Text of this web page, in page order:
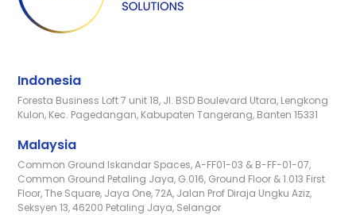
Indonesia
Foresta Business Loft 7 unit 18, Jl. BSD Boulevard Utara, Lengkong
Kulon, Kec. Pagedangan, Kabupaten Tangerang, Banten 15331
Malaysia
Common Ground Iskandar Spaces, A-FF01-03 & B-FF-01-07,
Common Ground Petaling Jaya, G.016, Ground Floor & 1.013 First
Floor, The Square, Jaya One, 72A, Jalan Prof Diraja Ungku Aziz,
Seksyen 13, 46200 Petaling Jaya, Selangor